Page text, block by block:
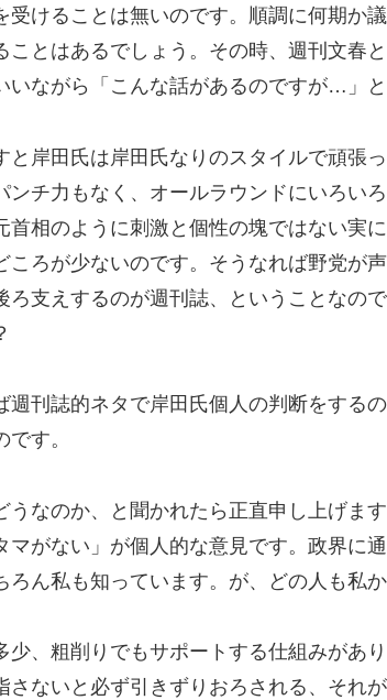
受けることは無いのです。順調に何期か
ことはあるでしょう。その時、週刊文春
いながら「こんな話があるのですが…」と
と岸田氏は岸田氏なりのスタイルで頑張
ンチ力もなく、オールラウンドにいろい
首相のように刺激と個性の塊ではない実
ころが少ないのです。そうなれば野党が
ろ支えするのが週刊誌、ということなの
週刊誌的ネタで岸田氏個人の判断をする
す。
うなのか、と聞かれたら正直申し上げま
マがない」が個人的な意見です。政界に
ろん私も知っています。が、どの人も私
少、粗削りでもサポートする仕組みがあ
さないと必ず引きずりおろされる、それ